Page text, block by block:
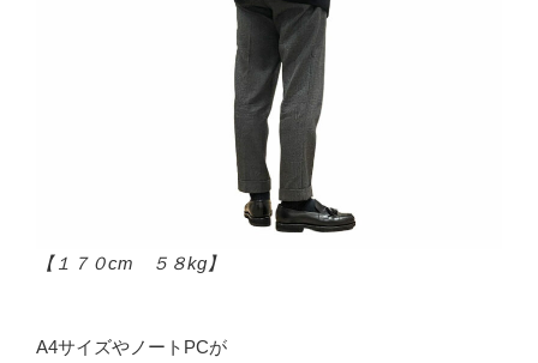
【１７０cm ５８kg】
A4サイズやノートPCが